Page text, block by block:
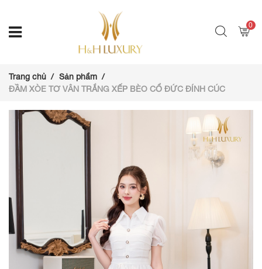
0
Trang chủ
Sản phẩm
ĐẦM XÒE TƠ VÂN TRẮNG XẾP BÈO CỔ ĐỨC ĐÍNH CÚC